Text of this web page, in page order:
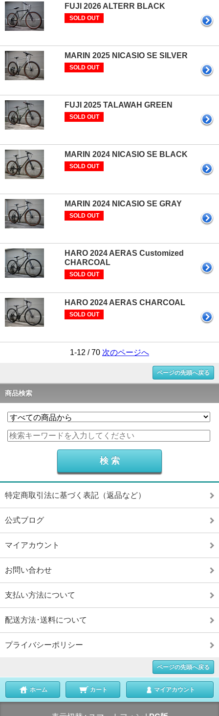
FUJI 2026 ALTERR BLACK
SOLD OUT
MARIN 2025 NICASIO SE SILVER
SOLD OUT
FUJI 2025 TALAWAH GREEN
SOLD OUT
MARIN 2024 NICASIO SE BLACK
SOLD OUT
MARIN 2024 NICASIO SE GRAY
SOLD OUT
HARO 2024 AERAS Customized
CHARCOAL
SOLD OUT
HARO 2024 AERAS CHARCOAL
SOLD OUT
1-12 / 70 次のページへ
ページの先頭へ戻る
商品検索
特定商取引法に基づく表記（返品など）
公式ブログ
マイアカウント
お問い合わせ
支払い方法について
配送方法･送料について
プライバシーポリシー
ページの先頭へ戻る
ホーム カート マイアカウント